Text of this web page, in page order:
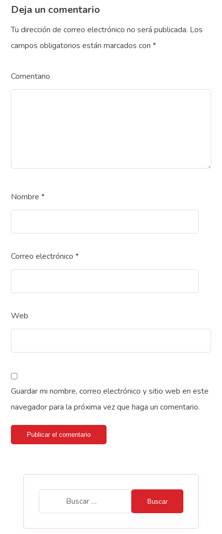
Deja un comentario
Tu dirección de correo electrónico no será publicada. Los
campos obligatorios están marcados con*
Comentario
Nombre*
Correo electrónico*
Web
Guardar mi nombre, correo electrónico y sitio web en este
navegador para la próxima vez que haga un comentario.
Publicar el comentario
Buscar